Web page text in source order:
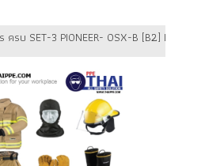
ครบ SET-3 PIONEER- OSX-B [B2] LAZERMAX